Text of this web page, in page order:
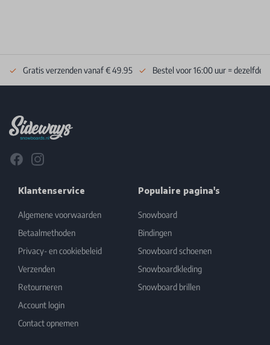
Gratis verzenden vanaf € 49.95 Bestel voor 16:00 uur = dezelfde
FacebookInstagram
Klantenservice
Algemene voorwaarden
Betaalmethoden
Privacy- en cookiebeleid
Verzenden
Retourneren
Account login
Contact opnemen
Populaire pagina's
Snowboard
Bindingen
Snowboard schoenen
Snowboardkleding
Snowboard brillen